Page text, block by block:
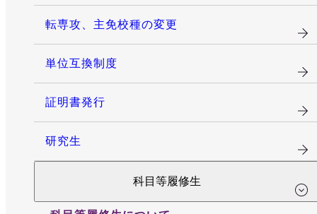
転専攻、主免校種の変更
単位互換制度
証明書発行
研究生
科目等履修生